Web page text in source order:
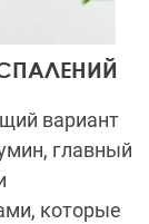
вариант
главный
которые